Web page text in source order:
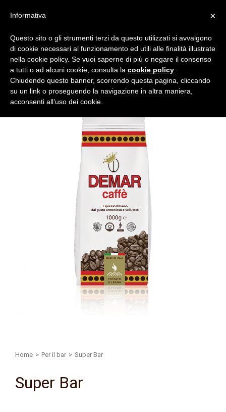
Home > Per il bar > Super Bar
Super Bar
×
Informativa
Questo sito o gli strumenti terzi da questo utilizzati si avvalgono
di cookie necessari al funzionamento ed utili alle finalità illustrate
nella cookie policy. Se vuoi saperne di più o negare il consenso
a tutti o ad alcuni cookie, consulta la cookie policy
Chiudendo questo banner, scorrendo questa pagina, cliccando
su un link o proseguendo la navigazione in altra maniera,
acconsenti all’uso dei cookie.